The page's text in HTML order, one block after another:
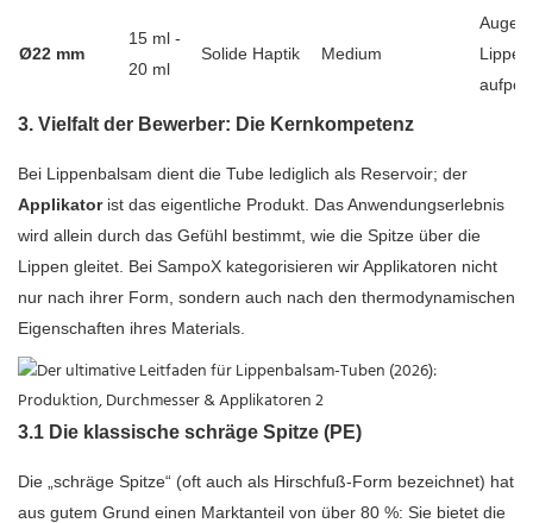
Ø22 mm
15 ml -
20 ml
Solide Haptik Medium
3. Vielfalt der Bewerber: Die Kernkompetenz
Bei Lippenbalsam dient die Tube lediglich als Reservoir; der
Applikatorist das eigentliche Produkt. Das Anwendungserlebnis
wird allein durch das Gefühl bestimmt, wie die Spitze über die
Lippen gleitet. Bei SampoX kategorisieren wir Applikatoren nicht
nur nach ihrer Form, sondern auch nach den thermodynamischen
Eigenschaften ihres Materials.
3.1 Die klassische schräge Spitze (PE)
Die „schräge Spitze“ (oft auch als Hirschfuß-Form bezeichnet) hat
aus gutem Grund einen Marktanteil von über 80 %: Sie bietet die